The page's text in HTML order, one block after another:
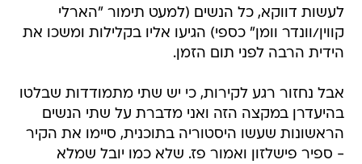
לעשות דווקא, כל הנשים (למעט תימור "הארלי
קווין/וונדר וומן" כספי) הגיעו אליו בקלילות ומשכו את
הידית הרבה לפני תום הזמן.
אבל נחזור רגע לקירות, כי יש שתי מתמודדות שבלטו
בהיעדרן במקצה הזה ואני מדברת על שתי הנשים
הראשונות שעשו היסטוריה בתוכנית, סיימו את הקיר
- ספיר פישלזון ואמור פז. שלא כמו יובל שמלא